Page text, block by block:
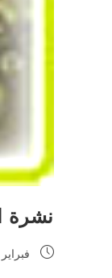
نشرة
فبراير 14, 2010